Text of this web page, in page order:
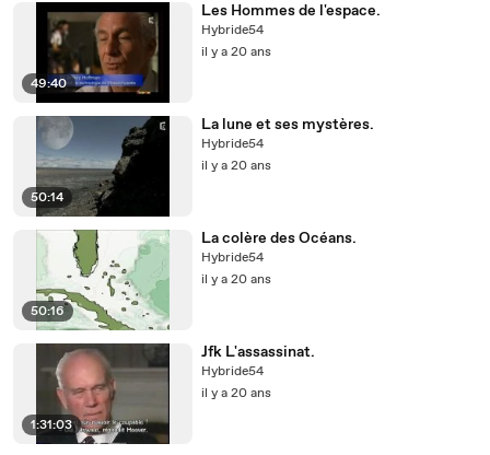
49:40
Les Hommes de l'espace.
Hybride54
il y a 20 ans
50:14
La lune et ses mystères.
Hybride54
il y a 20 ans
50:16
La colère des Océans.
Hybride54
il y a 20 ans
1:31:03
Jfk L'assassinat.
Hybride54
il y a 20 ans